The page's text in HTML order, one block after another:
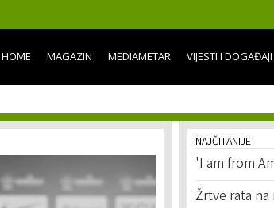
content
HOME MAGAZIN MEDIAMETAR VIJESTI I DOGAĐAJI
NAJČITANIJE
'I am from
Žrtve rata